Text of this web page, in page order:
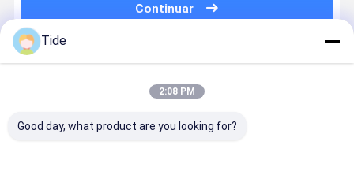
Continuar
Productos Recomendados
Tide
2:08 PM
Good day, what product are you looking for?